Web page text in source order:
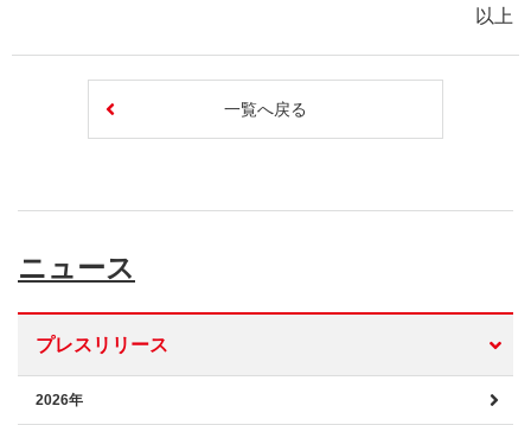
以上
一覧へ戻る
ニュース
プレスリリース
2026年